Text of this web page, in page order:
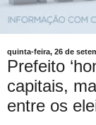
quinta-feira, 26 de
Prefeito
capitais,
entre os